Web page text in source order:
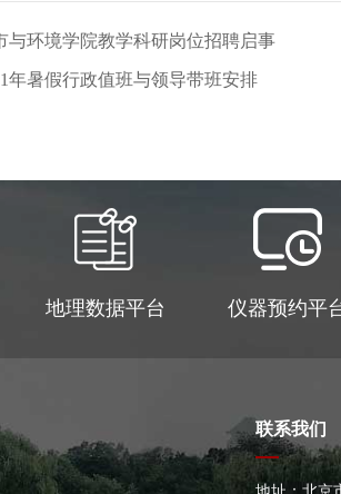
与环境学院教学科研岗位招聘启事
年暑假行政值班与领导带班安排
地理数据平台 仪器预约平
联系我们